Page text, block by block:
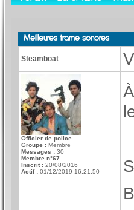
Meilleures trame sonores
Steamboat
Officier de police
Groupe : Membre
Messages : 30
Membre n°67
Inscrit : 20/08/2016
Actif : 01/12/2019 16:21:50